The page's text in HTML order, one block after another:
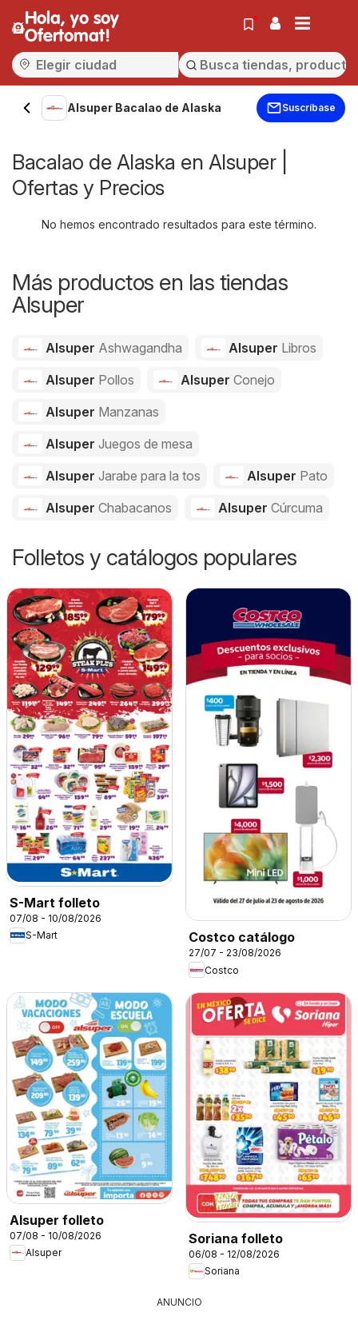
Hola, yo soy
Ofertomat!
Alsuper Bacalao de Alaska Suscríbase
Bacalao de Alaska en Alsuper |
Ofertas y Precios
No hemos encontrado resultados para este término.
Más productos en las tiendas
Alsuper
Alsuper Ashwagandha Alsuper Libros
Alsuper Pollos Alsuper Conejo
Alsuper Manzanas
Alsuper Juegos de mesa
Alsuper Jarabe para la tos Alsuper Pato
Alsuper Chabacanos Alsuper Cúrcuma
Folletos y catálogos populares
S-Mart folleto
07/08 - 10/08/2026
S-Mart
Costco catálogo
27/07 - 23/08/2026
Costco
Alsuper folleto
07/08 - 10/08/2026
Alsuper
Soriana folleto
06/08 - 12/08/2026
Soriana
ANUNCIO